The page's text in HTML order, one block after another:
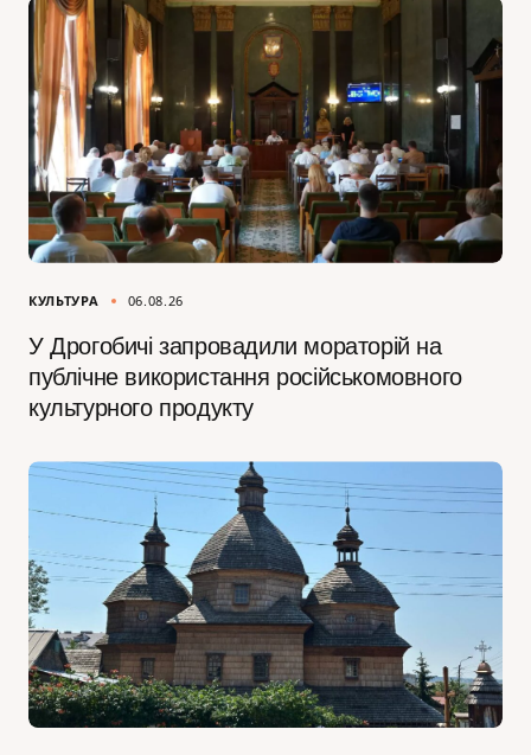
КУЛЬТУРА 06.08.26
У Дрогобичі запровадили мораторій на
публічне використання російськомовного
культурного продукту